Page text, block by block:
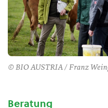
© BIO AUSTRIA / Franz
Beratung